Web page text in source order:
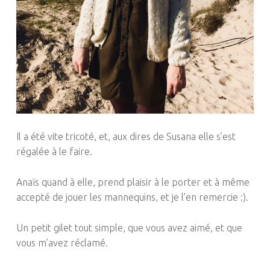
Il a été vite tricoté, et, aux dires de Susana elle s’est
régalée à le faire.
Anaïs quand à elle, prend plaisir à le porter et à même
accepté de jouer les mannequins, et je l’en remercie :).
Un petit gilet tout simple, que vous avez aimé, et que
vous m’avez réclamé.